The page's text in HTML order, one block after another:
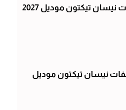
نيسان تيكتون موديل 2027
نيسان تيكتون موديل